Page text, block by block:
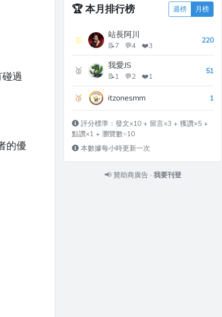
過
的優
🏆本月排行榜 週榜 月榜
🥇 站長阿川
📝7 💬4 ❤️3
220
🥈 我愛JS
📝1 💬2 ❤️1
51
🥉 itzonesmm 1
評分標準：發文×10 + 留言×3 + 獲讚×5 +
點讚×1 + 瀏覽數÷10
本數據每小時更新一次
📢 贊助商廣告 · 我要刊登